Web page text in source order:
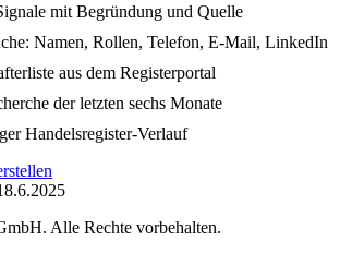
mit Begründung und Quelle
Namen, Rollen, Telefon, E-Mail, LinkedIn
aus dem Registerportal
der letzten sechs Monate
Handelsregister-Verlauf
Alle Rechte vorbehalten.